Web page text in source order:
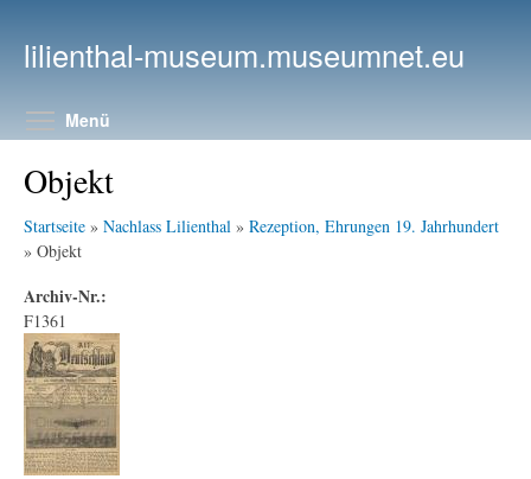
lilienthal-museum.museumnet.eu
Menü
Objekt
Startseite » Nachlass Lilienthal » Rezeption, Ehrungen 19. Jahrhundert
» Objekt
Archiv-Nr.:
F1361